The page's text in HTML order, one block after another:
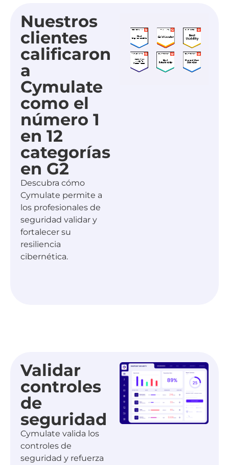
Nuestros
clientes
calificaron
a
Cymulate
como el
número 1
en 12
categorías
en G2
Descubra cómo
Cymulate permite a
los profesionales de
seguridad validar y
fortalecer su
resiliencia
cibernética.
Validar
controles
de
seguridad
Cymulate valida los
controles de
seguridad y refuerza